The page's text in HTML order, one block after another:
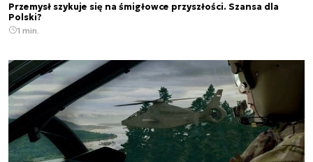
Przemysł szykuje się na śmigłowce przyszłości. Szansa dla
Polski?
1 min.